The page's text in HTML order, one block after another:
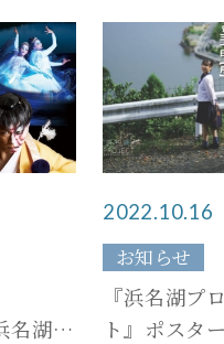
湖が
2022.10.16
お知らせ
『浜名湖プ
ト』ポスタ
新着情報
お問い合わ
宿泊約款
プライバシーポリ
一緒に働こ
Press